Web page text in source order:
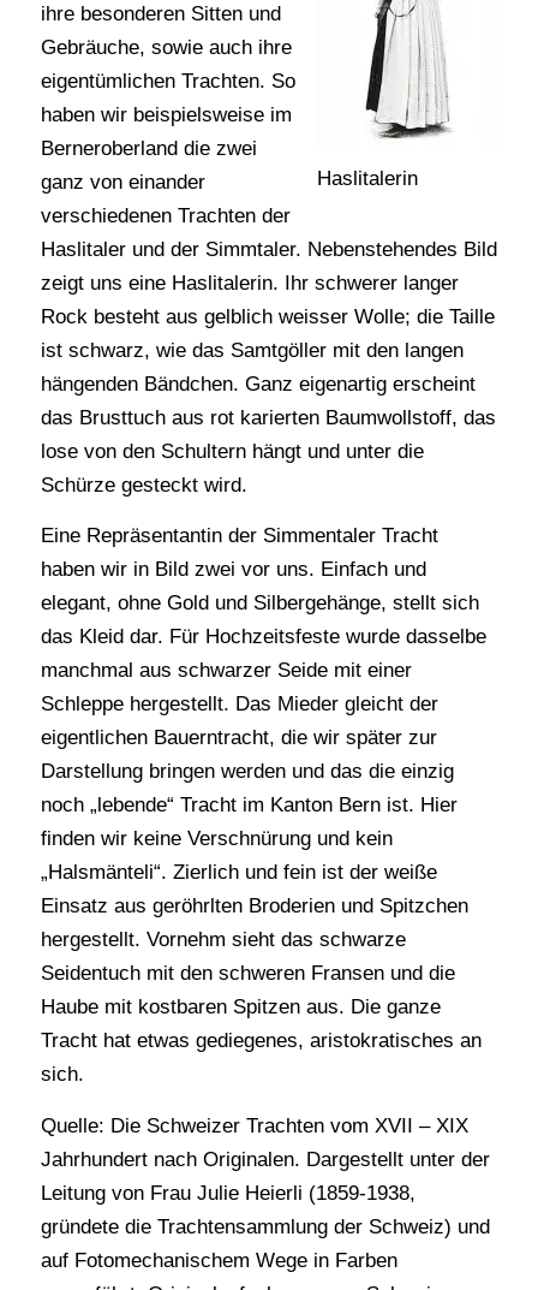
Haslitalerin
ihre besonderen Sitten und
Gebräuche, sowie auch ihre
eigentümlichen Trachten. So
haben wir beispielsweise im
Berneroberland die zwei
ganz von einander
verschiedenen Trachten der
Haslitaler und der Simmtaler. Nebenstehendes Bild
zeigt uns eine Haslitalerin. Ihr schwerer langer
Rock besteht aus gelblich weisser Wolle; die Taille
ist schwarz, wie das Samtgöller mit den langen
hängenden Bändchen. Ganz eigenartig erscheint
das Brusttuch aus rot karierten Baumwollstoff, das
lose von den Schultern hängt und unter die
Schürze gesteckt wird.
Eine Repräsentantin der Simmentaler Tracht
haben wir in Bild zwei vor uns. Einfach und
elegant, ohne Gold und Silbergehänge, stellt sich
das Kleid dar. Für Hochzeitsfeste wurde dasselbe
manchmal aus schwarzer Seide mit einer
Schleppe hergestellt. Das Mieder gleicht der
eigentlichen Bauerntracht, die wir später zur
Darstellung bringen werden und das die einzig
noch „lebende“ Tracht im Kanton Bern ist. Hier
finden wir keine Verschnürung und kein
„Halsmänteli“. Zierlich und fein ist der weiße
Einsatz aus geröhrlten Broderien und Spitzchen
hergestellt. Vornehm sieht das schwarze
Seidentuch mit den schweren Fransen und die
Haube mit kostbaren Spitzen aus. Die ganze
Tracht hat etwas gediegenes, aristokratisches an
sich.
Quelle: Die Schweizer Trachten vom XVII – XIX
Jahrhundert nach Originalen. Dargestellt unter der
Leitung von Frau Julie Heierli (1859-1938,
gründete die Trachtensammlung der Schweiz) und
auf Fotomechanischem Wege in Farben